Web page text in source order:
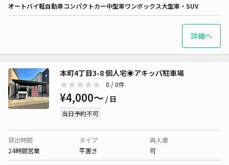
オートバイ軽自動車コンパクトカー中型車ワンボックス大型車・SUV
詳細へ
本町4丁目3-8 個人宅◉アキッパ駐車場
0 / 0件
¥4,000〜 / 日
当日予約不可
貸出時間
24時間営業
タイプ
平置き
再入庫
可